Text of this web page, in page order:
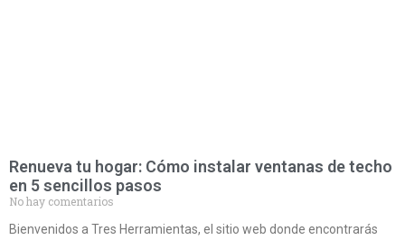
Renueva tu hogar: Cómo instalar ventanas de techo
en 5 sencillos pasos
No hay comentarios
Bienvenidos a Tres Herramientas, el sitio web donde encontrarás